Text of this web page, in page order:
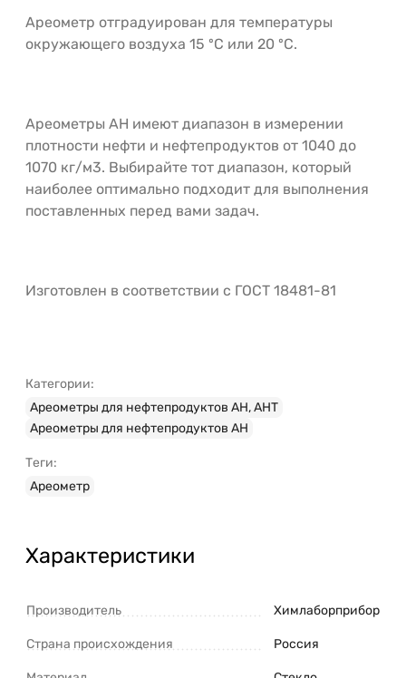
Ареометр отградуирован для температуры
окружающего воздуха 15 ºС или 20 ºС.
Ареометры АН имеют диапазон в измерении
плотности нефти и нефтепродуктов от 1040 до
1070 кг/м3. Выбирайте тот диапазон, который
наиболее оптимально подходит для выполнения
поставленных перед вами задач.
Изготовлен в соответствии с ГОСТ 18481-81
Категории:
Ареометры для нефтепродуктов АН, АНТ
Ареометры для нефтепродуктов АН
Теги:
Ареометр
Характеристики
Производитель Химлаборприбор
Страна происхождения Россия